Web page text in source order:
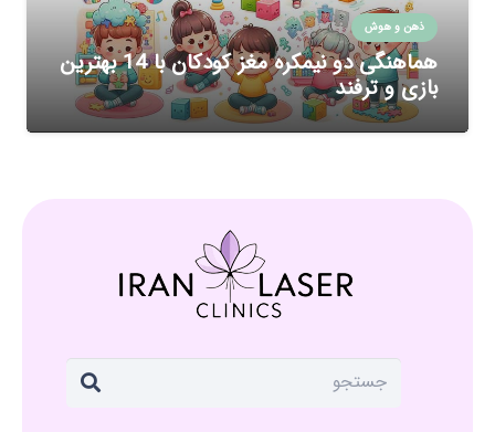
ذهن و هوش
هماهنگی دو نیمکره مغز کودکان با 14 بهترین
بازی و ترفند